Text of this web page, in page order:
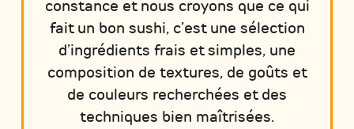
constance et nous croyons que ce qui
fait un bon sushi, c’est une sélection
d’ingrédients frais et simples, une
composition de textures, de goûts et
de couleurs recherchées et des
techniques bien maîtrisées.